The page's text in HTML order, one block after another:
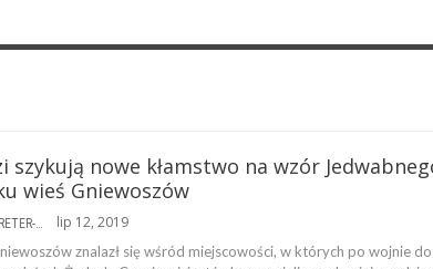
szykują nowe kłamstwo na wzór
wieś Gniewoszów
lip 12, 2019
znalazł się wśród miejscowości, w których po wojnie